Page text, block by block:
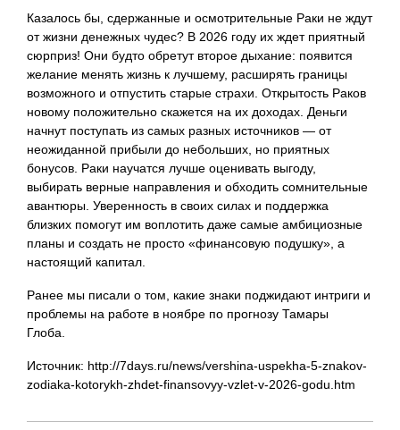
Казалось бы, сдержанные и осмотрительные Раки не ждут
от жизни денежных чудес? В 2026 году их ждет приятный
сюрприз! Они будто обретут второе дыхание: появится
желание менять жизнь к лучшему, расширять границы
возможного и отпустить старые страхи. Открытость Раков
новому положительно скажется на их доходах. Деньги
начнут поступать из самых разных источников — от
неожиданной прибыли до небольших, но приятных
бонусов. Раки научатся лучше оценивать выгоду,
выбирать верные направления и обходить сомнительные
авантюры. Уверенность в своих силах и поддержка
близких помогут им воплотить даже самые амбициозные
планы и создать не просто «финансовую подушку», а
настоящий капитал.
Ранее мы писали о том, какие знаки поджидают интриги и
проблемы на работе в ноябре по прогнозу Тамары
Глоба.
Источник: http://7days.ru/news/vershina-uspekha-5-znakov-
zodiaka-kotorykh-zhdet-finansovyy-vzlet-v-2026-godu.htm